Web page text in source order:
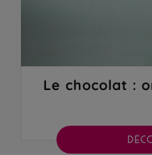
Le chocolat :